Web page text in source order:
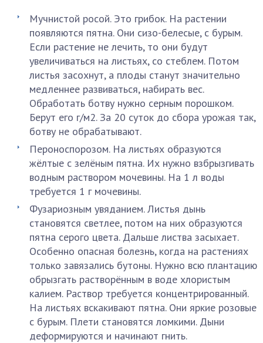
Мучнистой росой. Это грибок. На растении
появляются пятна. Они сизо-белесые, с бурым.
Если растение не лечить, то они будут
увеличиваться на листьях, со стеблем. Потом
листья засохнут, а плоды станут значительно
медленнее развиваться, набирать вес.
Обработать ботву нужно серным порошком.
Берут его г/м2. За 20 суток до сбора урожая так,
ботву не обрабатывают.
Пероноспорозом. На листьях образуются
жёлтые с зелёным пятна. Их нужно взбрызгивать
водным раствором мочевины. На 1 л воды
требуется 1 г мочевины.
Фузариозным увяданием. Листья дынь
становятся светлее, потом на них образуются
пятна серого цвета. Дальше листва засыхает.
Особенно опасная болезнь, когда на растениях
только завязались бутоны. Нужно всю плантацию
обрызгать растворённым в воде хлористым
калием. Раствор требуется концентрированный.
На листьях вскакивают пятна. Они яркие розовые
с бурым. Плети становятся ломкими. Дыни
деформируются и начинают гнить.